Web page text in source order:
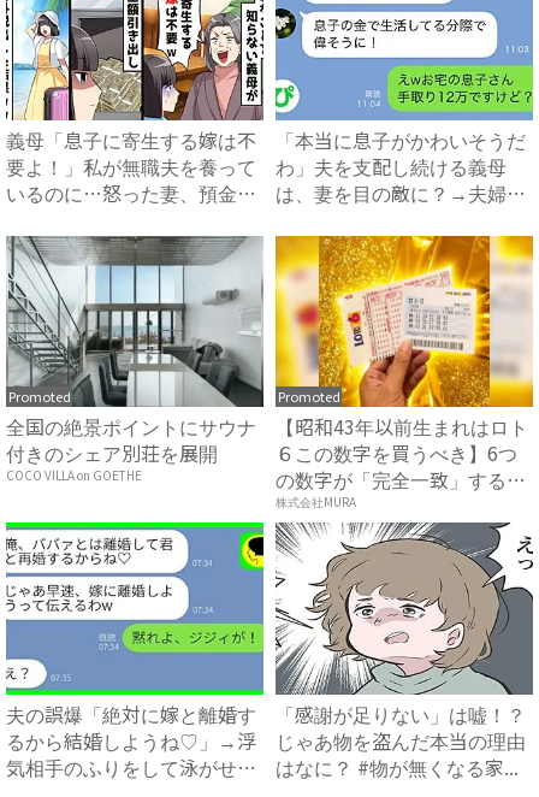
義母「息子に寄生する嫁は不
要よ！」私が無職夫を養って
いるのに…怒った妻、預金残
「本当に息子がかわいそうだ
わ」夫を支配し続ける義母
は、妻を目の敵に？→夫婦で
Promoted
全国の絶景ポイントにサウナ
付きのシェア別荘を展開
COCO VILLA on GOETHE
Promoted
【昭和43年以前生まれはロト
６この数字を買うべき】6つ
の数字が「完全一致」する
方...
株式会社MURA
夫の誤爆「絶対に嫁と離婚す
るから結婚しようね♡」→浮
気相手のふりをして泳がせて
「感謝が足りない」は嘘！？
じゃあ物を盗んだ本当の理由
はなに？ #物が無くなる家...